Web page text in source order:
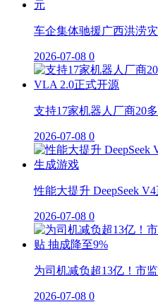
车企集体驰援广西洪涝
2026-07-08 0
支持17家机器人厂商20
2026-07-08 0
性能大提升 DeepSeek
2026-07-08 0
为司机减负超13亿！市
2026-07-08 0